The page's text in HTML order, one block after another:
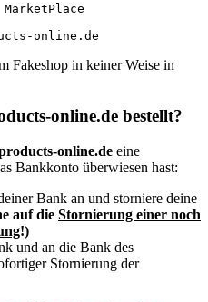
online.de
Fakeshop in keiner Weise in
online.de bestellt?
online.de eine
Bankkonto überwiesen hast:
Bank an und storniere deine
auf die Stornierung einer noch
!)
und an die Bank des
Stornierung der